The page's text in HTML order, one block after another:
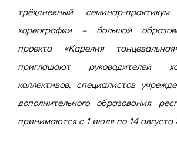
трёхдневный семинар-
хореографии – большой
проекта «Карелия
приглашают руководителей
коллективов, специалистов
дополнительного образования
принимаются с 1 июля по 14 августа